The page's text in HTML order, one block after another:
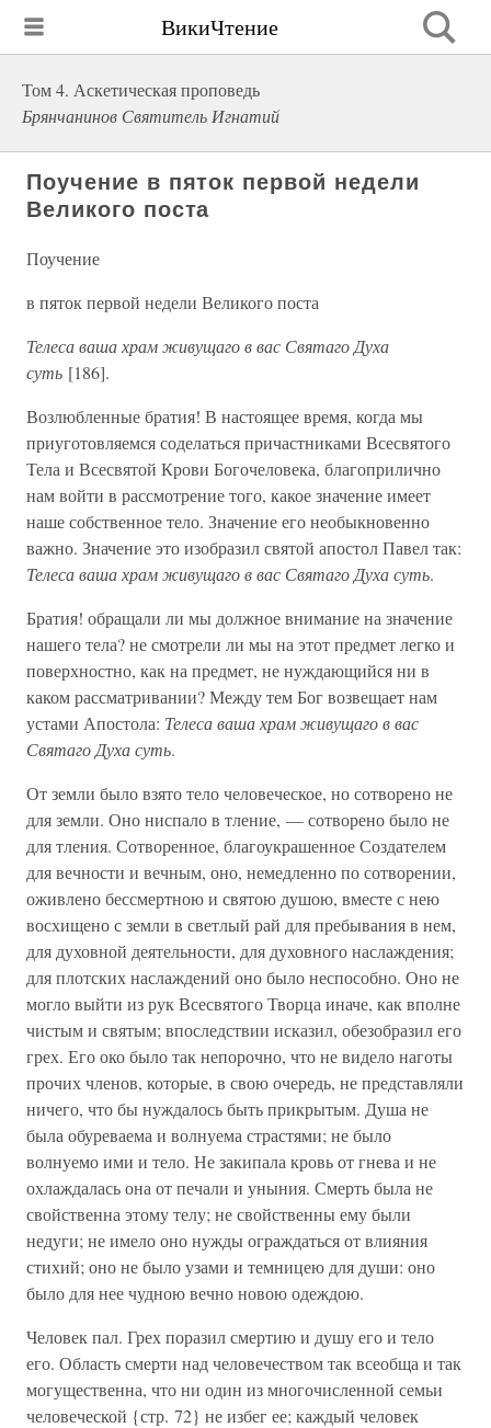
ВикиЧтение
Том 4. Аскетическая проповедь
Брянчанинов Святитель Игнатий
Поучение в пяток первой недели
Великого поста
Поучение
в пяток первой недели Великого поста
Телеса ваша храм живущаго в вас Святаго Духа
суть [186].
Возлюбленные братия! В настоящее время, когда мы
приуготовляемся соделаться причастниками Всесвятого
Тела и Всесвятой Крови Богочеловека, благоприлично
нам войти в рассмотрение того, какое значение имеет
наше собственное тело. Значение его необыкновенно
важно. Значение это изобразил святой апостол Павел так:
Телеса ваша храм живущаго в вас Святаго Духа суть.
Братия! обращали ли мы должное внимание на значение
нашего тела? не смотрели ли мы на этот предмет легко и
поверхностно, как на предмет, не нуждающийся ни в
каком рассматривании? Между тем Бог возвещает нам
устами Апостола: Телеса ваша храм живущаго в вас
Святаго Духа суть.
От земли было взято тело человеческое, но сотворено не
для земли. Оно ниспало в тление, — сотворено было не
для тления. Сотворенное, благоукрашенное Создателем
для вечности и вечным, оно, немедленно по сотворении,
оживлено бессмертною и святою душою, вместе с нею
восхищено с земли в светлый рай для пребывания в нем,
для духовной деятельности, для духовного наслаждения;
для плотских наслаждений оно было неспособно. Оно не
могло выйти из рук Всесвятого Творца иначе, как вполне
чистым и святым; впоследствии исказил, обезобразил его
грех. Его око было так непорочно, что не видело наготы
прочих членов, которые, в свою очередь, не представляли
ничего, что бы нуждалось быть прикрытым. Душа не
была обуреваема и волнуема страстями; не было
волнуемо ими и тело. Не закипала кровь от гнева и не
охлаждалась она от печали и уныния. Смерть была не
свойственна этому телу; не свойственны ему были
недуги; не имело оно нужды ограждаться от влияния
стихий; оно не было узами и темницею для души: оно
было для нее чудною вечно новою одеждою.
Человек пал. Грех поразил смертию и душу его и тело
его. Область смерти над человечеством так всеобща и так
могущественна, что ни один из многочисленной семьи
человеческой {стр. 72} не избег ее; каждый человек